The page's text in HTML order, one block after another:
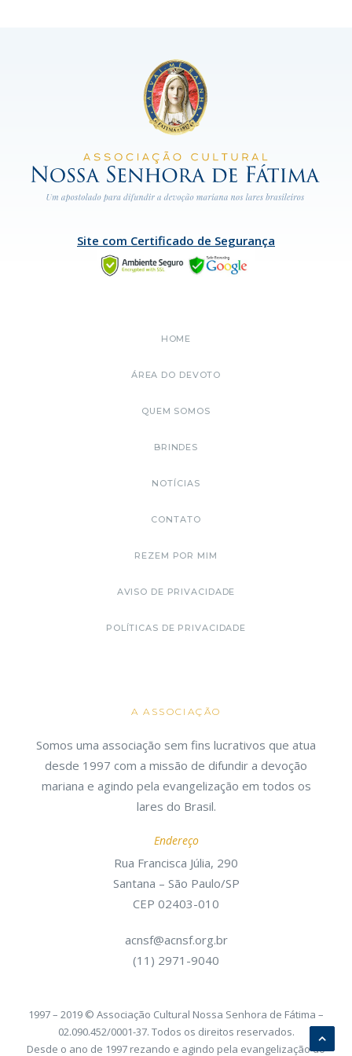
Site com Certificado de Segurança
HOME
ÁREA DO DEVOTO
QUEM SOMOS
BRINDES
NOTÍCIAS
CONTATO
REZEM POR MIM
AVISO DE PRIVACIDADE
POLÍTICAS DE PRIVACIDADE
A ASSOCIAÇÃO
Somos uma associação sem fins lucrativos que atua
desde 1997 com a missão de difundir a devoção
mariana e agindo pela evangelização em todos os
lares do Brasil.
Endereço
Rua Francisca Júlia, 290
Santana – São Paulo/SP
CEP 02403-010
acnsf@acnsf.org.br
(11) 2971-9040
1997 – 2019 © Associação Cultural Nossa Senhora de Fátima –
02.090.452/0001-37. Todos os direitos reservados.
Desde o ano de 1997 rezando e agindo pela evangelização do